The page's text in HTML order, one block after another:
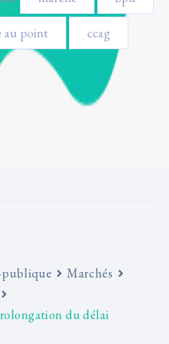
au point ccag
Marchés
du délai